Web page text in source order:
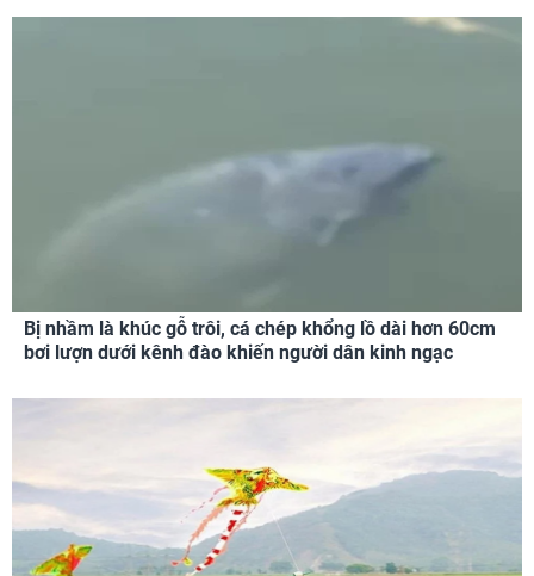
Bị nhầm là khúc gỗ trôi, cá chép khổng lồ dài hơn 60cm
bơi lượn dưới kênh đào khiến người dân kinh ngạc